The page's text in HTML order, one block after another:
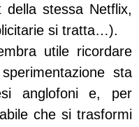
stessa Netflix,
si tratta…).
utile ricordare
sta
anglofoni e, per
che si trasformi